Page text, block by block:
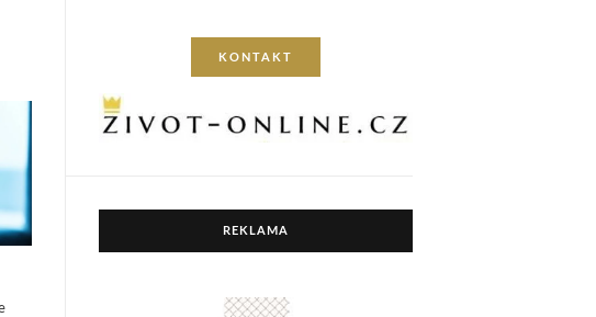
KONTAKT
REKLAMA